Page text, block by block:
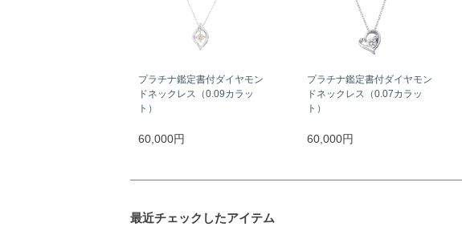
プラチナ鑑定書付ダイヤモン
ドネックレス（0.09カラッ
ト）
60,000円
プラチナ鑑定書付ダイヤモン
ドネックレス（0.07カラッ
ト）
60,000円
最近チェックしたアイテム